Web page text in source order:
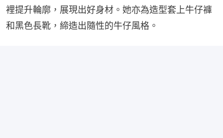
裡提升輪廓，展現出好身材。她亦為造型套上牛仔褲
和黑色長靴，締造出隨性的牛仔風格。